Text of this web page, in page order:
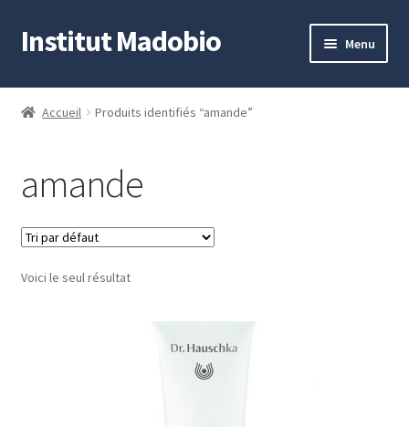
Aller
à
navigation
Aller
au
Institut Madobio Menu
Accueil
Mon compte
Panier
Validation de la commande
Accueil Produits identifiés “amande”
amande
Voici le seul résultat